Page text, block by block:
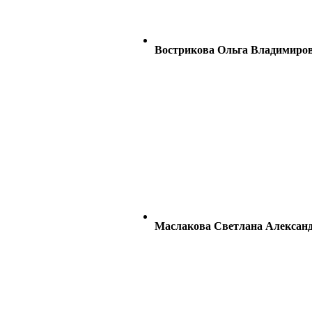
Вострикова Ольга
Маслакова Светлана